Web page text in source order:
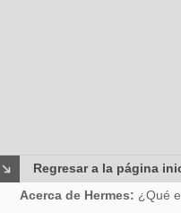
Regresar a la página
Acerca de Hermes: ¿Qué